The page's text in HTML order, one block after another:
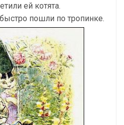
ей котята.
пошли по тропинке.